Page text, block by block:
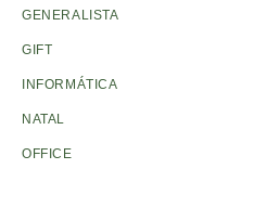
GENERALISTA
GIFT
INFORMÁTICA
NATAL
OFFICE